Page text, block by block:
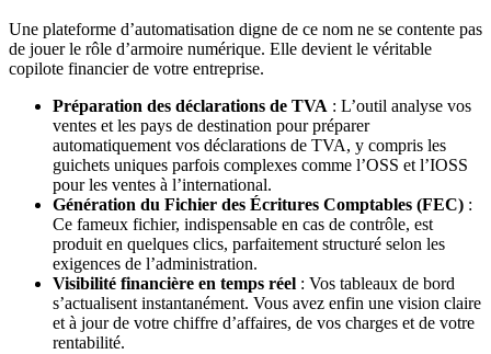
Une plateforme d’automatisation digne de ce nom ne se contente pas
de jouer le rôle d’armoire numérique. Elle devient le véritable
copilote financier de votre entreprise.
Préparation des déclarations de TVA : L’outil analyse vos
ventes et les pays de destination pour préparer
automatiquement vos déclarations de TVA, y compris les
guichets uniques parfois complexes comme l’OSS et l’IOSS
pour les ventes à l’international.
Génération du Fichier des Écritures Comptables (FEC) :
Ce fameux fichier, indispensable en cas de contrôle, est
produit en quelques clics, parfaitement structuré selon les
exigences de l’administration.
Visibilité financière en temps réel : Vos tableaux de bord
s’actualisent instantanément. Vous avez enfin une vision claire
et à jour de votre chiffre d’affaires, de vos charges et de votre
rentabilité.